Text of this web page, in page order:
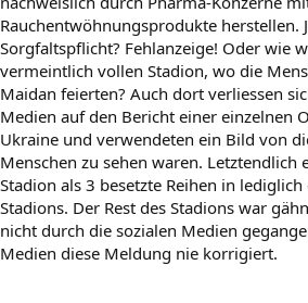
Rauchentwöhnungsprodukte herstellen.
Sorgfaltspflicht? Fehlanzeige! Oder wie
vermeintlich vollen Stadion, wo die
Maidan feierten? Auch dort verliessen
Medien auf den Bericht einer einzelnen
Ukraine und verwendeten ein Bild von
Menschen zu sehen waren. Letztendlich
Stadion als 3 besetzte Reihen in lediglich
Stadions. Der Rest des Stadions war
nicht durch die sozialen Medien
Medien diese Meldung nie korrigiert.